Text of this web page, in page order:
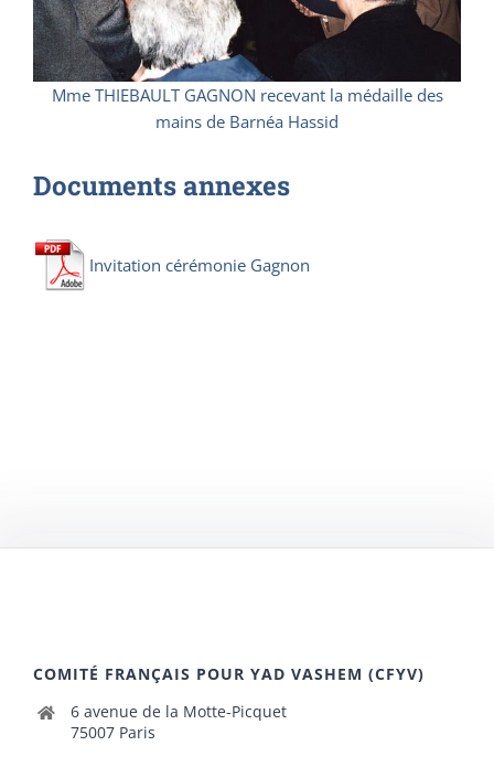
Mme THIEBAULT GAGNON recevant la médaille des
mains de Barnéa Hassid
Documents annexes
Invitation cérémonie Gagnon
COMITÉ FRANÇAIS POUR YAD VASHEM (CFYV)
6 avenue de la Motte-Picquet
75007 Paris